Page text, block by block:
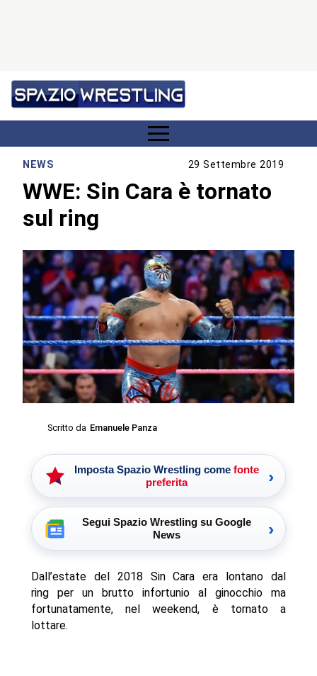
NEWS 29 Settembre 2019
WWE: Sin Cara è tornato
sul ring
Scritto da Emanuele Panza
Imposta Spazio Wrestling come fonte
preferita
›
Segui Spazio Wrestling su Google
News
›
Dall’estate del 2018 Sin Cara era lontano dal
ring per un brutto infortunio al ginocchio ma
fortunatamente, nel weekend, è tornato a
lottare.